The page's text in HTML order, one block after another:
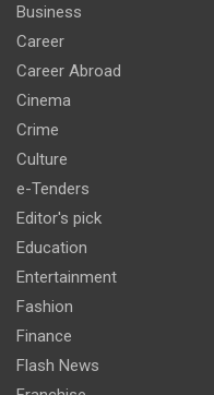
Business
Career
Career Abroad
Cinema
Crime
Culture
e-Tenders
Editor's pick
Education
Entertainment
Fashion
Finance
Flash News